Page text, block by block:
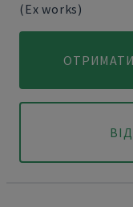
(Ex works)